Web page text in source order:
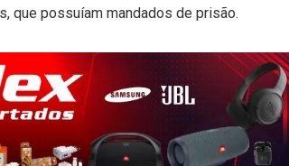
que possuíam mandados de prisão.